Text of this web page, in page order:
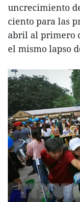
uncrecimiento
ciento para las
abril al primero
el mismo lapso